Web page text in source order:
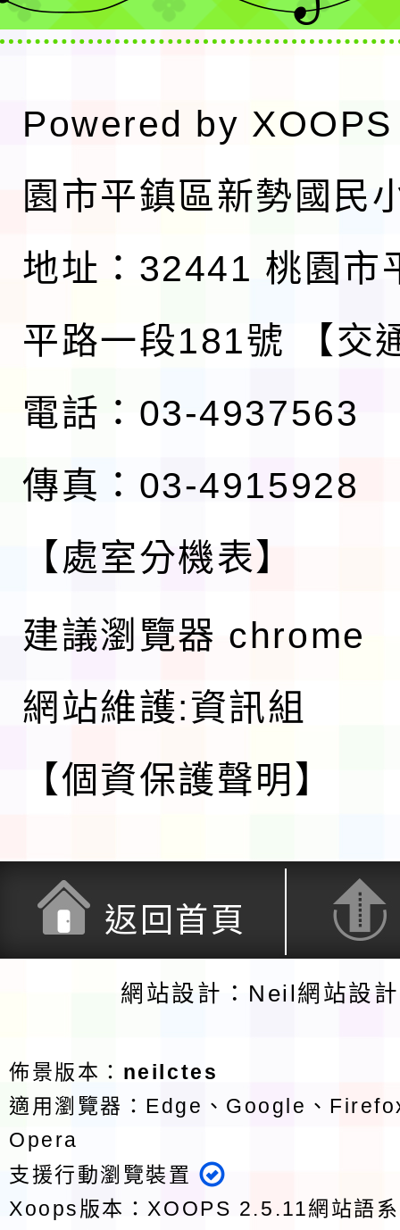
Powered by XOOPS
園市平鎮區新勢國民
地址：32441 桃園市
平路一段181號
【交
電話：03-4937563
傳真：03-4915928
【處室分機表】
建議瀏覽器 chrome
網站維護:資訊組
【個資保護聲明】
返回首頁
網站設計：Neil網站設
佈景版本： neilctes
適用瀏覽器：Edge、Google、
Opera
支援行動瀏覽裝置
Xoops版本： XOOPS 2.5.11網站語